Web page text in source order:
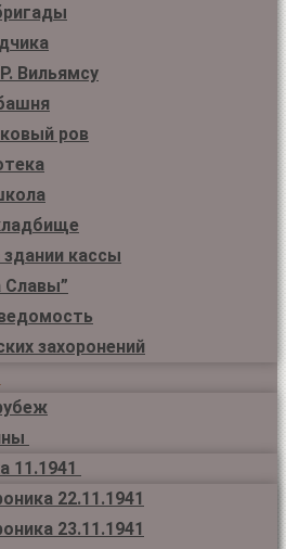
Вильямсу
ров
здании кассы
Славы”
захоронений
11.1941
22.11.1941
23.11.1941